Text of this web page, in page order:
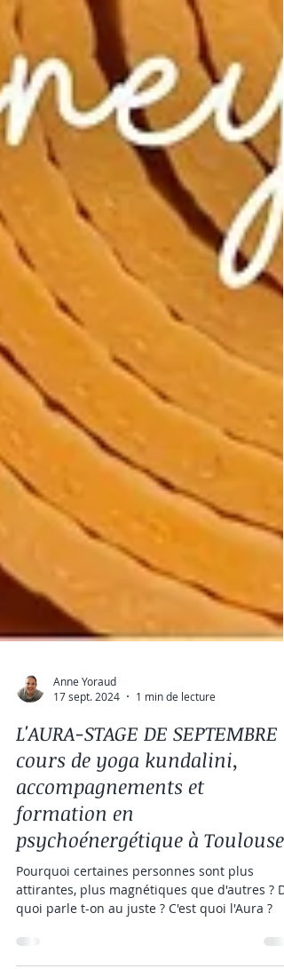
Anne Yoraud
17 sept. 2024
1 min de lecture
L'AURA-STAGE DE SEPTEMBRE -
cours de yoga kundalini,
accompagnements et
formation en
psychoénergétique à Toulouse
Pourquoi certaines personnes sont plus
attirantes, plus magnétiques que d'autres ?